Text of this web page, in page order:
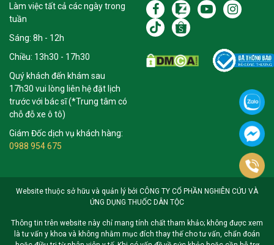
Làm việc tất cả các ngày trong
tuần
Sáng: 8h - 12h
Chiều: 13h30 - 17h30
Quý khách đến khám sau
17h30 vui lòng liên hệ đặt lịch
trước với bác sĩ (*Trung tâm có
chỗ đỗ xe ô tô)
Giám Đốc dịch vụ khách hàng:
0988 954 675
Website thuộc sở hữu và quản lý bởi CÔNG TY CỔ PHẦN NGHIÊN CỨU VÀ
ỨNG DỤNG THUỐC DÂN TỘC
Thông tin trên website này chỉ mang tính chất tham khảo; không được xem
là tư vấn y khoa và không nhằm mục đích thay thế cho tư vấn, chẩn đoán